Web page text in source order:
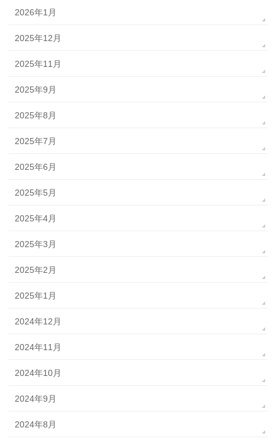
2026年1月
2025年12月
2025年11月
2025年9月
2025年8月
2025年7月
2025年6月
2025年5月
2025年4月
2025年3月
2025年2月
2025年1月
2024年12月
2024年11月
2024年10月
2024年9月
2024年8月